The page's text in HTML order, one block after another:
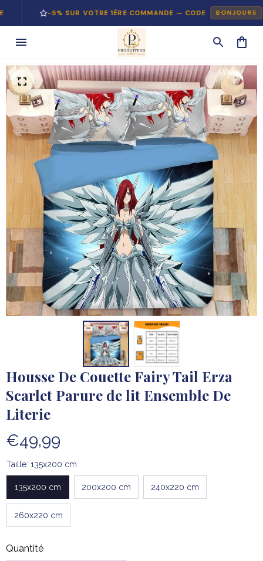
-5% SUR VOTRE 1ÈRE COMMANDE — CODE BONJOUR5
Housse De Couette Fairy Tail Erza
Scarlet Parure de lit Ensemble De
Literie
€49,99
Taille: 135x200 cm
135x200 cm 200x200 cm 240x220 cm
260x220 cm
Quantité